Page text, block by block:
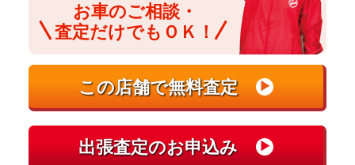
お車のご相談・
査定だけでもＯＫ！